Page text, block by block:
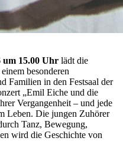
um 15.00 Uhr lädt die
besonderen
Familien in den Festsaal der
„Emil Eiche und die
Vergangenheit – und jede
Leben. Die jungen Zuhörer
Tanz, Bewegung,
wird die Geschichte von